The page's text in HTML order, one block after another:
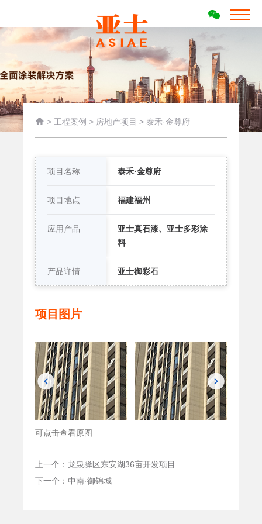
 > 工程案例 > 房地产项目 > 泰禾·金尊府
项目名称 泰禾·金尊府
项目地点 福建福州
应用产品
亚士真石漆、亚士多彩涂
料
产品详情 亚士御彩石
项目图片
可点击查看原图
上一个：龙泉驿区东安湖36亩开发项目
下一个：中南·御锦城